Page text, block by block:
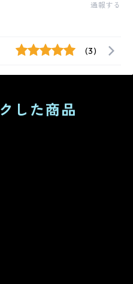
通報する
(3)
した商品